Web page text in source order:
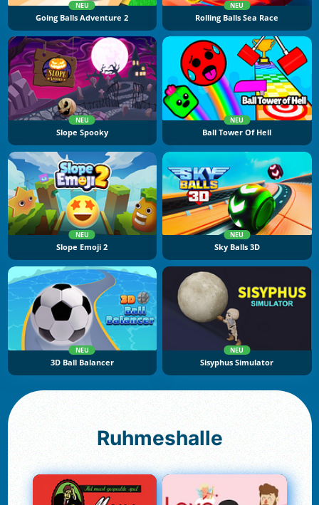
NEU
Going Balls Adventure 2
NEU
Rolling Balls Sea Race
NEU
Slope Spooky
NEU
Ball Tower Of Hell
NEU
Slope Emoji 2
NEU
Sky Balls 3D
NEU
3D Ball Balancer
NEU
Sisyphus Simulator
Ruhmeshalle